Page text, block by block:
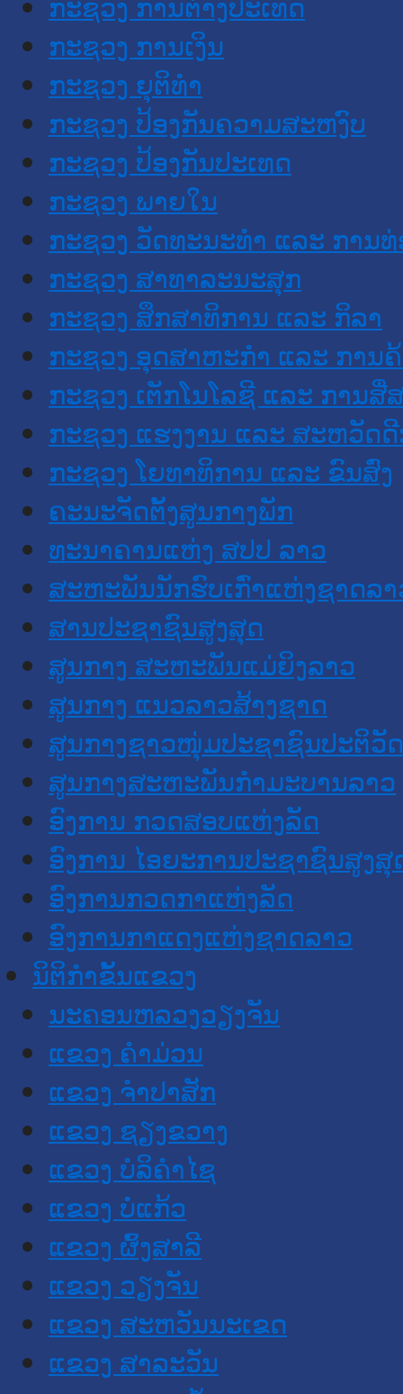
ກະຊວງ ການເງິນ
ກະຊວງ ຍຸຕິທໍາ
ກະຊວງ ປ້ອງກັນຄວາມສະຫງົບ
ກະຊວງ ປ້ອງກັນປະເທດ
ກະຊວງ ພາຍໃນ
ກະຊວງ ວັດທະນະທຳ ແລະ ການ
ກະຊວງ ສາທາລະນະສຸກ
ກະຊວງ ສຶກສາທິການ ແລະ ກິລາ
ກະຊວງ ອຸດສາຫະກຳ ແລະ ການ
ກະຊວງ ເຕັກໂນໂລຊີ ແລະ ການສື່
ກະຊວງ ແຮງງານ ແລະ ສະຫວັດ
ກະຊວງ ໂຍທາທິການ ແລະ ຂົນສົ່ງ
ຄະນະຈັດຕັ້ງສູນກາງພັກ
ທະນາຄານແຫ່ງ ສປປ ລາວ
ສະຫະພັນນັກຮົບເກົ່າແຫ່ງຊາດລ
ສານປະຊາຊົນສູງສຸດ
ສູນກາງ ສະຫະພັນແມ່ຍິງລາວ
ສູນກາງ ແນວລາວສ້າງຊາດ
ສູນກາງຊາວໜຸ່ມປະຊາຊົນປະຕິວັ
ສູນກາງສະຫະພັນກຳມະບານລາວ
ອົງການ ກວດສອບແຫ່ງລັດ
ອົງການ ໄອຍະການປະຊາຊົນສູງສຸ
ອົງການກວດກາແຫ່ງລັດ
ອົງການກາແດງແຫ່ງຊາດລາວ
ນິຕິກໍາຂັ້ນແຂວງ
ນະ​ຄອນ​ຫລວງວຽງຈັນ
ແຂວງ ຄໍາມ່ວນ
ແຂວງ ຈໍາປາສັກ
ແຂວງ ຊຽງຂວາງ
ແຂວງ ບໍລິຄໍາໄຊ
ແຂວງ ບໍ່ແກ້ວ
ແຂວງ ຜົ້ງສາລີ
ແຂວງ ວຽງຈັນ
ແຂວງ ສະຫວັນນະເຂດ
ແຂວງ ສາລະວັນ